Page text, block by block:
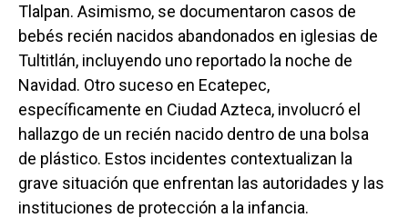
Tlalpan. Asimismo, se documentaron casos de
bebés recién nacidos abandonados en iglesias de
Tultitlán, incluyendo uno reportado la noche de
Navidad. Otro suceso en Ecatepec,
específicamente en Ciudad Azteca, involucró el
hallazgo de un recién nacido dentro de una bolsa
de plástico. Estos incidentes contextualizan la
grave situación que enfrentan las autoridades y las
instituciones de protección a la infancia.